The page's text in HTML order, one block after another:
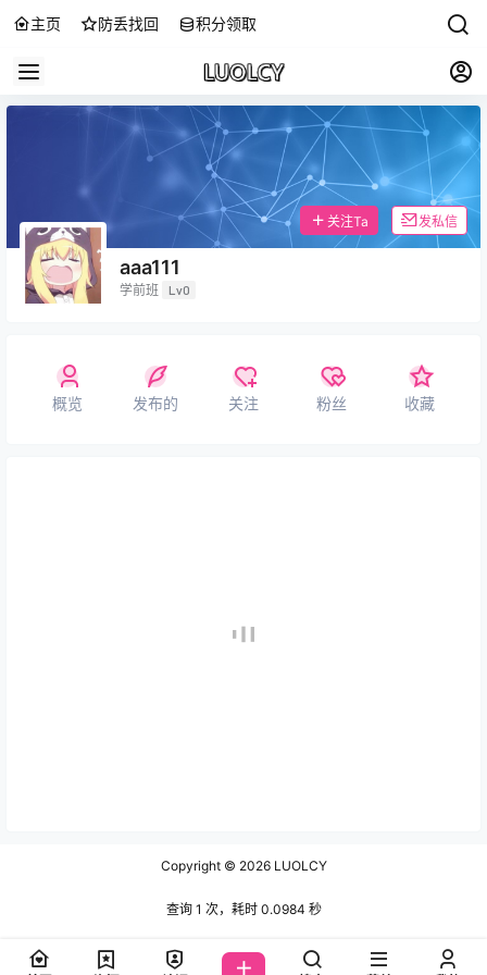
主页 防丢找回 积分领取
aaa111
学前班 Lv0
关注Ta 发私信
概览 发布的 关注 粉丝 收藏
Copyright © 2026LUOLCY
查询 1 次，耗时 0.0984 秒